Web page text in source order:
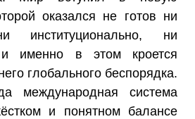
оказался не готов ни
институционально, ни
и именно в этом кроется
глобального беспорядка.
международная система
и понятном балансе